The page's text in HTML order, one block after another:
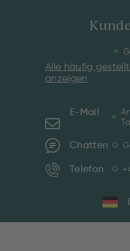
Alle häufig
anzeigen
E-Mail
Chatten
Telefon